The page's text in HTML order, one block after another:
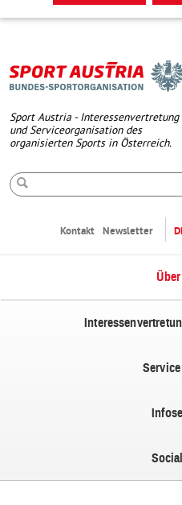
Sport Austria - Interessenvertretung
und Serviceorganisation des
organisierten Sports in Österreich.
Kontakt Newsletter